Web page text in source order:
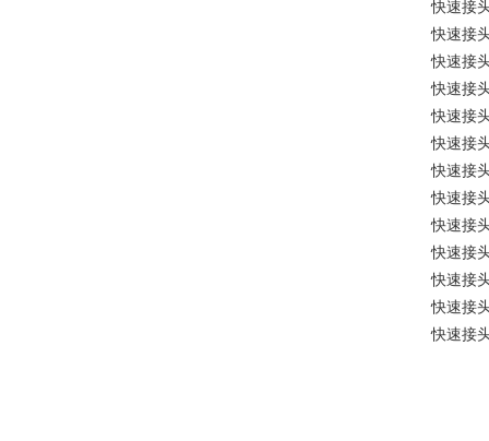
快速接
快速接
快速接
快速接
快速接
快速接
快速接
快速接
快速接
快速接
快速接
快速接
快速接